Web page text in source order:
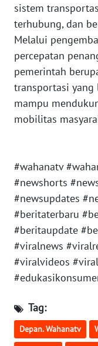
sistem
terhubung, dan
Melalui
percepatan
pemerintah
transportasi yang
mampu
mobilitas
#wahanatv
#newshorts
#newsupdates
#beritaterbaru
#beritaupdate
#viralnews
#viralvideos
Tag:
Depan. Wahanatv
WN
WN
BENGKULU
WN
LAMPUNG
JATENG
NUSANTARA
WN
JOGJA
WN
BALI